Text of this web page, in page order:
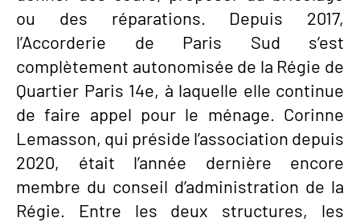
ou des réparations. Depuis 2017,
l’Accorderie de Paris Sud s’est
complètement autonomisée de la Régie de
Quartier Paris 14e, à laquelle elle continue
de faire appel pour le ménage. Corinne
Lemasson, qui préside l’association depuis
2020, était l’année dernière encore
membre du conseil d’administration de la
Régie. Entre les deux structures, les